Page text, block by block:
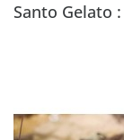
Santo Gelato